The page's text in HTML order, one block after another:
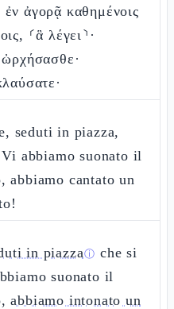
ἐν ἀγορᾷ καθημένοις
⸂ἃ λέγει⸃·
seduti in piazza,
abbiamo suonato il
abbiamo cantato un
in piazzaⓘ che si
suonato il
abbiamo intonato un